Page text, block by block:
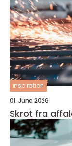
inspiration
01. June 2026
Skrot fra